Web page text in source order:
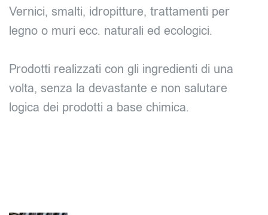
Vernici, smalti, idropitture, trattamenti per
legno o muri ecc. naturali ed ecologici.
Prodotti realizzati con gli ingredienti di una
volta, senza la devastante e non salutare
logica dei prodotti a base chimica.